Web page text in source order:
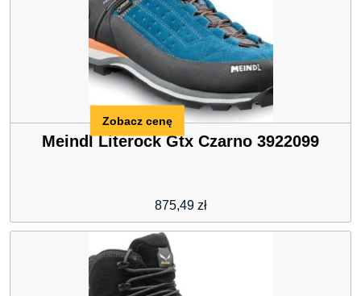
Meindl Literock Gtx Czarno 3922099
875,49 zł
Zobacz cenę